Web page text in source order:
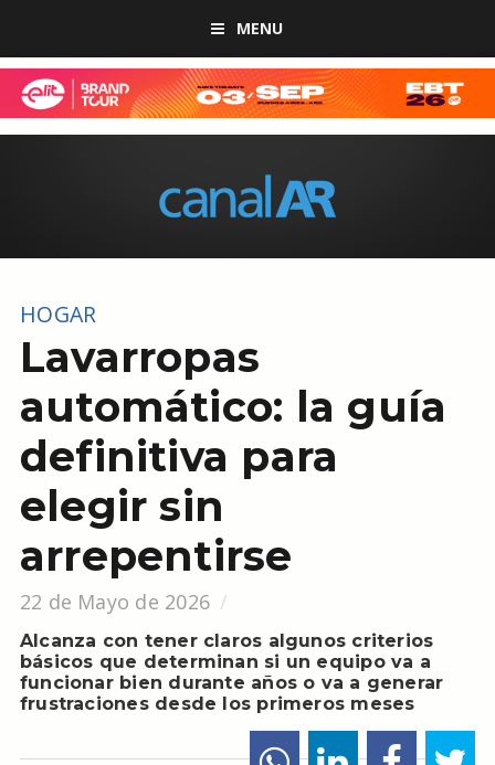
MENU
HOGAR
Lavarropas
automático: la guía
definitiva para
elegir sin
arrepentirse
22 de Mayo de 2026
Alcanza con tener claros algunos criterios
básicos que determinan si un equipo va a
funcionar bien durante años o va a generar
frustraciones desde los primeros meses